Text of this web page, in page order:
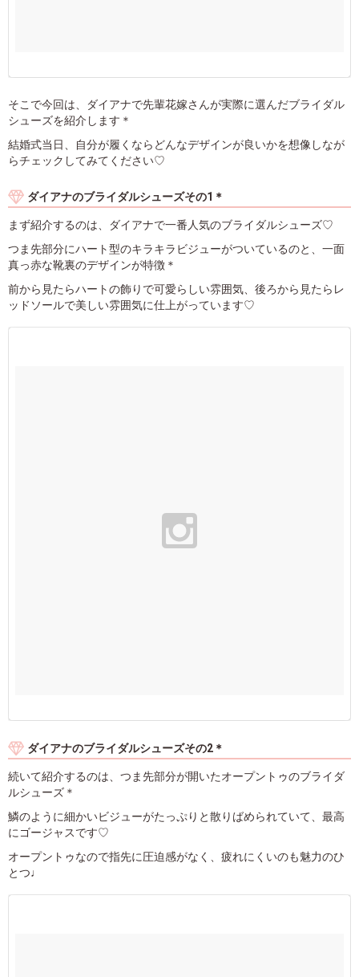
そこで今回は、ダイアナで先輩花嫁さんが実際に選んだブライダル
シューズを紹介します＊
結婚式当日、自分が履くならどんなデザインが良いかを想像しなが
らチェックしてみてください♡
ダイアナのブライダルシューズその1＊
まず紹介するのは、ダイアナで一番人気のブライダルシューズ♡
つま先部分にハート型のキラキラビジューがついているのと、一面
真っ赤な靴裏のデザインが特徴＊
前から見たらハートの飾りで可愛らしい雰囲気、後ろから見たらレ
ッドソールで美しい雰囲気に仕上がっています♡
ダイアナのブライダルシューズその2＊
続いて紹介するのは、つま先部分が開いたオープントゥのブライダ
ルシューズ＊
鱗のように細かいビジューがたっぷりと散りばめられていて、最高
にゴージャスです♡
オープントゥなので指先に圧迫感がなく、疲れにくいのも魅力のひ
とつ♩